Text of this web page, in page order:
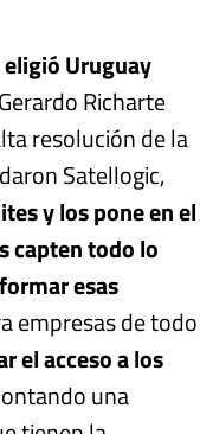
Uruguay
Richarte
resolución de la
Satellogic,
y los pone en el
capten todo lo
esas
empresas de todo
el acceso a los
una